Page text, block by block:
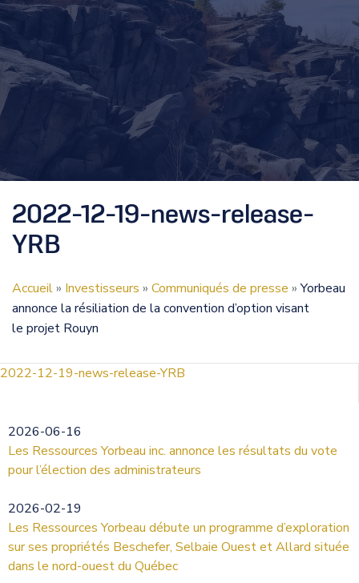
2022-12-19-news-release-
YRB
Accueil» Investisseurs » Communiqués de presse »Yorbeau
annonce la résiliation de la convention d’option visant
le projet Rouyn
2022-12-19-news-release-YRB
2026-06-16
Les Ressources Yorbeau inc. annonce les résultats du vote
pour l’élection des administrateurs
2026-02-19
Les Ressources Yorbeau débute un programme d’exploration
sur ses propriétés Beschefer, Selbaie Ouest et Allard située
dans le nord-ouest du Québec